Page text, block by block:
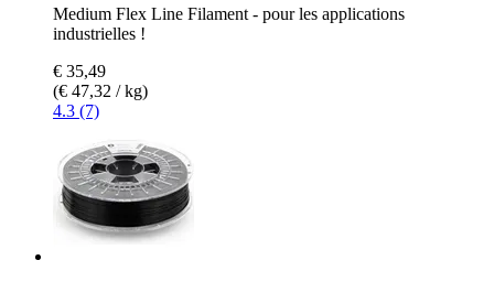
Medium Flex Line Filament - pour les applications
industrielles !
€ 35,49
(€ 47,32 / kg)
4.3 (7)